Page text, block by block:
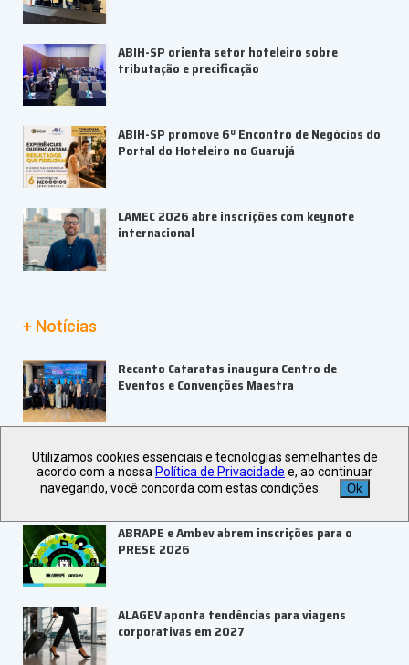
ABIH-SP orienta setor hoteleiro sobre
tributação e precificação
ABIH-SP promove 6º Encontro de Negócios do
Portal do Hoteleiro no Guarujá
LAMEC 2026 abre inscrições com keynote
internacional
+ Notícias
Recanto Cataratas inaugura Centro de
Eventos e Convenções Maestra
Go Dream completa um ano de parceria com a
Bilheteria Digital
ABRAPE e Ambev abrem inscrições para o
PRESE 2026
ALAGEV aponta tendências para viagens
corporativas em 2027
Utilizamos cookies essenciais e tecnologias semelhantes de
acordo com a nossa Política de Privacidade e, ao continuar
navegando, você concorda com estas condições.
Ok